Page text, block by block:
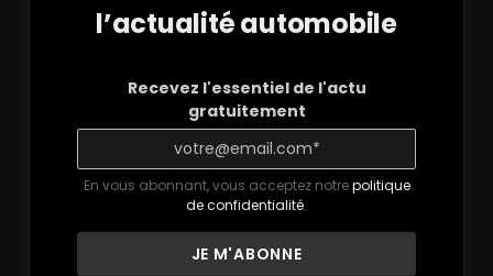
l’actualité automobile
Recevez l'essentiel de l'actu
gratuitement
En vous abonnant, vous acceptez notrepolitique
de confidentialité.